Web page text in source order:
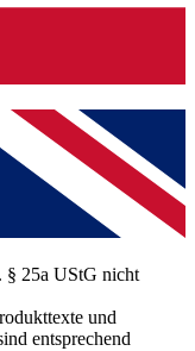
§ 25a UStG nicht
und
entsprechend